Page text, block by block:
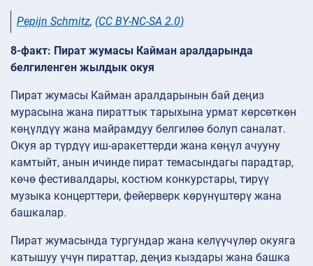
Pepijn Schmitz, (CC BY-NC-SA 2.0)
8-факт: Пират жумасы Кайман аралдарында
белгиленген жылдык окуя
Пират жумасы Кайман аралдарынын бай деңиз
мурасына жана пираттык тарыхына урмат көрсөткөн
көңүлдүү жана майрамдуу белгилөө болуп саналат.
Окуя ар түрдүү иш-аракеттерди жана көңүл ачууну
камтыйт, анын ичинде пират темасындагы парадтар,
көчө фестивалдары, костюм конкурстары, тирүү
музыка концерттери, фейерверк көрүнүштөрү жана
башкалар.
Пират жумасында тургундар жана келүүчүлөр окуяга
катышуу үчүн пираттар, деңиз кыздары жана башка